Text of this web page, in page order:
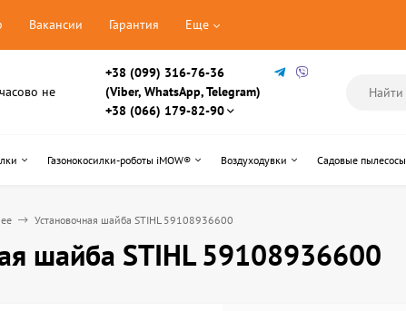
Вакансии Гарантия Еще
не
+38 (099) 316-76-36
(Viber, WhatsApp, Telegram)
+38 (066) 179-82-90
Газонокосилки-роботы iMOW® Воздуходувки Садовые пылесосы
Установочная шайба STIHL 59108936600
шайба STIHL 59108936600